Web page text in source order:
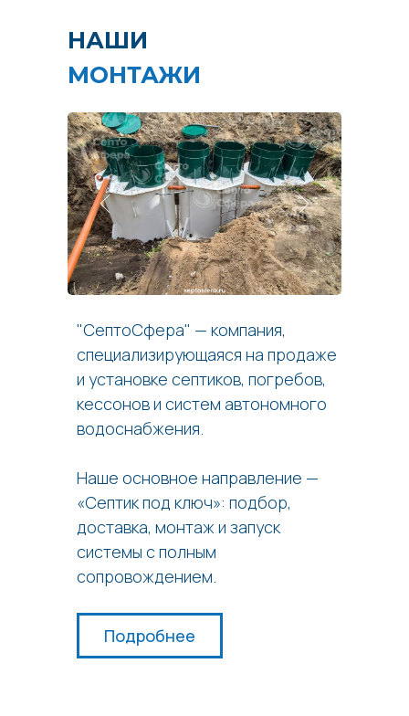
НАШИ
МОНТАЖИ
"СептоСфера" — компания,
специализирующаяся на продаже
и установке септиков, погребов,
кессонов и систем автономного
водоснабжения.
Наше основное направление —
«Септик под ключ»: подбор,
доставка, монтаж и запуск
системы с полным
сопровождением.
Подробнее